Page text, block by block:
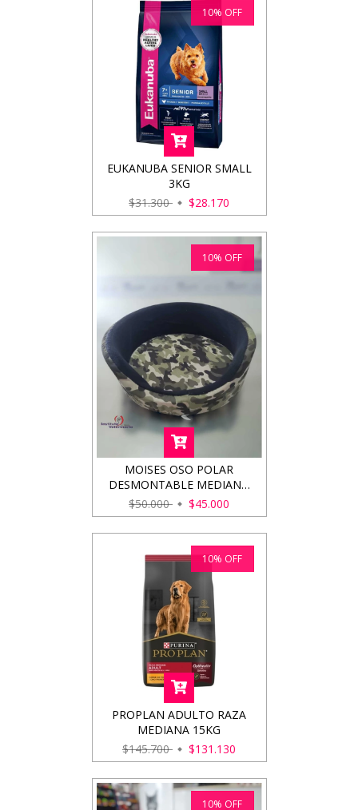
10% OFF
EUKANUBA SENIOR SMALL
3KG
$31.300
$28.170
10% OFF
MOISES OSO POLAR
DESMONTABLE MEDIANO
45CM
$50.000 $45.000
10% OFF
PROPLAN ADULTO RAZA
MEDIANA 15KG
$145.700
$131.130
10% OFF